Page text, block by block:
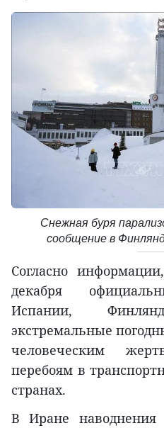
Снежная буря
сообщение в
Согласно
декабря
Испании,
экстремальные
человеческим
перебоям в
странах.
В Иране